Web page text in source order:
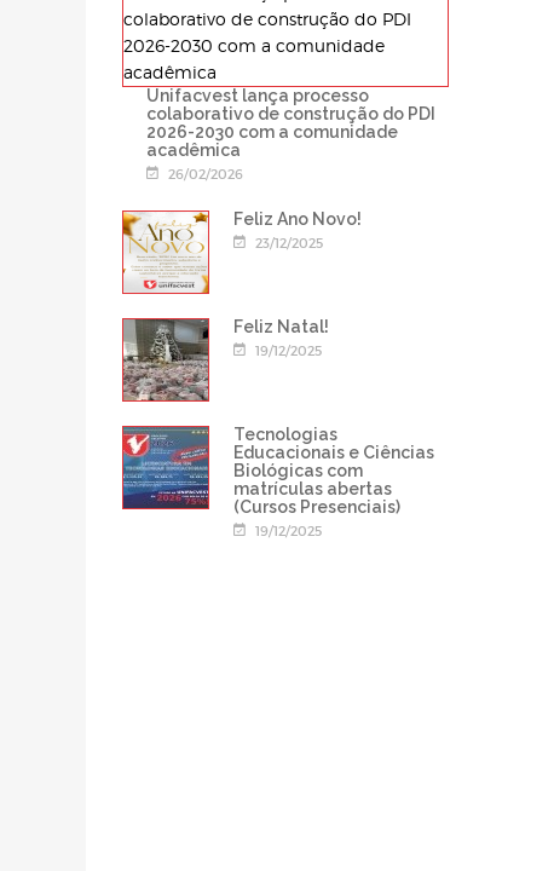
Unifacvest lança processo
colaborativo de construção do PDI
2026-2030 com a comunidade
acadêmica
26/02/2026
Feliz Ano Novo!
23/12/2025
Feliz Natal!
19/12/2025
Tecnologias
Educacionais e Ciências
Biológicas com
matrículas abertas
(Cursos Presenciais)
19/12/2025